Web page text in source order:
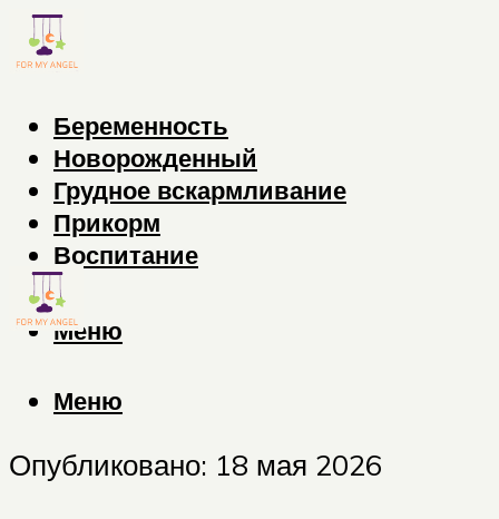
Беременность
Новорожденный
Грудное вскармливание
Прикорм
Воспитание
Меню
Меню
Опубликовано: 18 мая 2026